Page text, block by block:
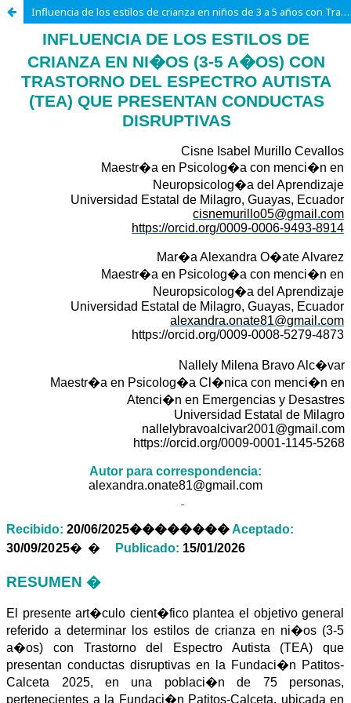
Influencia de los estilos de crianza en niños de 3 a 5 años con Trastorno del Espectro Autista que presentan conductas disruptivas